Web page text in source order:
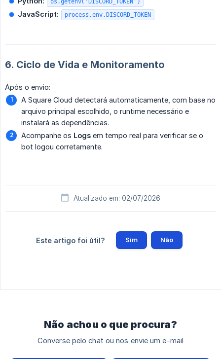
JavaScript: process.env.DISCORD_TOKEN
6. Ciclo de Vida e Monitoramento
Após o envio:
A Square Cloud detectará automaticamente, com base no
arquivo principal escolhido, o runtime necessário e
instalará as dependências.
Acompanhe os Logs em tempo real para verificar se o
bot logou corretamente.
Atualizado em: 02/07/2026
Este artigo foi útil? Sim Não
Não achou o que procura?
Converse pelo chat ou nos envie um e-mail